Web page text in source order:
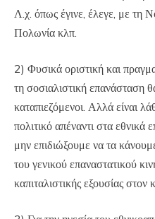
Λ.χ. όπως έγινε, έλεγε, με τη
Πολωνία κλπ.
2) Φυσικά οριστική και
τη σοσιαλιστική επανάσταση
καταπιεζόμενοι. Αλλά είναι
πολιτικό απέναντι στα εθνικά
μην επιδιώξουμε να τα
του γενικού επαναστατικού
καπιταλιστικής εξουσίας στον